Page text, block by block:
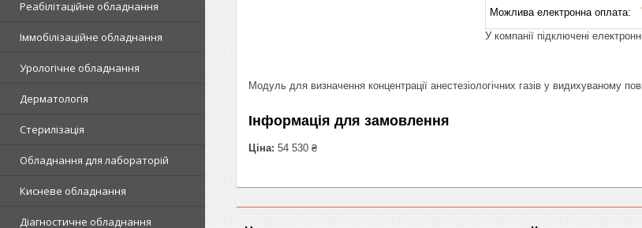
Реабілітаційне обладнання
Іммобілізаційне обладнання
Урологічне обладнання
Дерматологія
Стерилізація
Обладнання для лабораторій
Кисневе обладнання
Діагностичне обладнання
У компанії підключені
Модуль для визначення концентрації анестезіологічних газів у видихуваному
Інформація для замовлення
Ціна: 54 530 ₴